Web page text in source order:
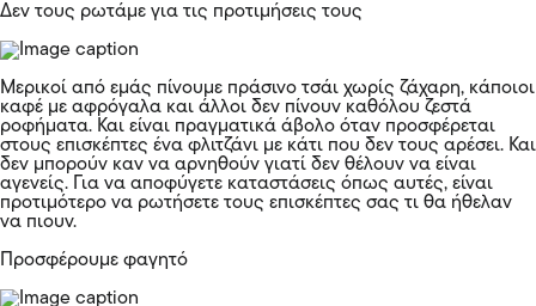
Δεν τους ρωτάμε για τις προτιμήσεις τους
Μερικοί από εμάς πίνουμε πράσινο τσάι χωρίς ζάχαρη, κάποιοι
καφέ με αφρόγαλα και άλλοι δεν πίνουν καθόλου ζεστά
ροφήματα. Και είναι πραγματικά άβολο όταν προσφέρεται
στους επισκέπτες ένα φλιτζάνι με κάτι που δεν τους αρέσει. Και
δεν μπορούν καν να αρνηθούν γιατί δεν θέλουν να είναι
αγενείς. Για να αποφύγετε καταστάσεις όπως αυτές, είναι
προτιμότερο να ρωτήσετε τους επισκέπτες σας τι θα ήθελαν
να πιουν.
Προσφέρουμε φαγητό